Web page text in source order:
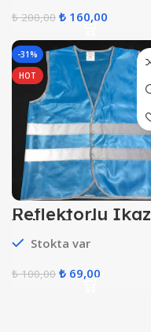
₺200,00 ₺ 160,00
-31%
HOT
Reflektörlü İkaz
Yelek Turkuaz
Stokta var
₺100,00 ₺ 69,00